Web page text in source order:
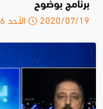
برنامج بوضوح
2020/07/19 الأحد 23:56 م